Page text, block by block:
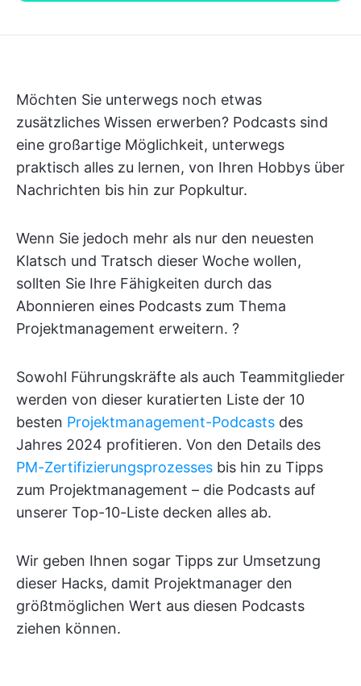
Möchten Sie unterwegs noch etwas
zusätzliches Wissen erwerben? Podcasts sind
eine großartige Möglichkeit, unterwegs
praktisch alles zu lernen, von Ihren Hobbys über
Nachrichten bis hin zur Popkultur.
Wenn Sie jedoch mehr als nur den neuesten
Klatsch und Tratsch dieser Woche wollen,
sollten Sie Ihre Fähigkeiten durch das
Abonnieren eines Podcasts zum Thema
Projektmanagement erweitern. ?️
Sowohl Führungskräfte als auch Teammitglieder
werden von dieser kuratierten Liste der 10
besten Projektmanagement-Podcasts des
Jahres 2024 profitieren. Von den Details des
PM-Zertifizierungsprozesses bis hin zu Tipps
zum Projektmanagement – die Podcasts auf
unserer Top-10-Liste decken alles ab.
Wir geben Ihnen sogar Tipps zur Umsetzung
dieser Hacks, damit Projektmanager den
größtmöglichen Wert aus diesen Podcasts
ziehen können.